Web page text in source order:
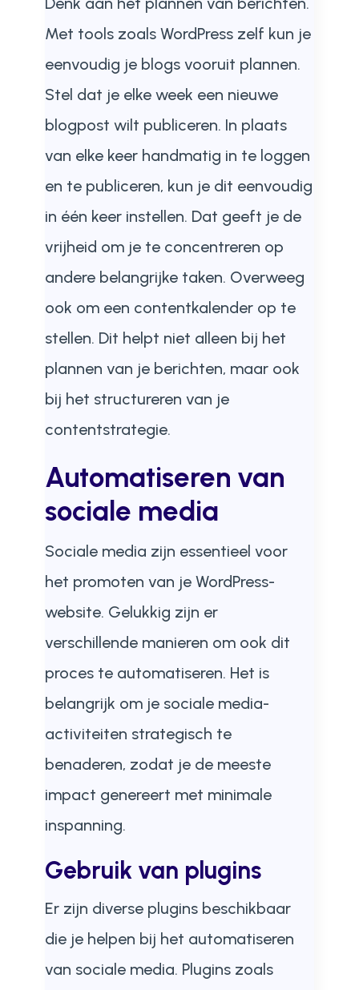
Met tools zoals WordPress zelf kun je
eenvoudig je blogs vooruit plannen.
Stel dat je elke week een nieuwe
blogpost wilt publiceren. In plaats
van elke keer handmatig in te loggen
en te publiceren, kun je dit eenvoudig
in één keer instellen. Dat geeft je de
vrijheid om je te concentreren op
andere belangrijke taken. Overweeg
ook om een contentkalender op te
stellen. Dit helpt niet alleen bij het
plannen van je berichten, maar ook
bij het structureren van je
contentstrategie.
Automatiseren van
sociale media
Sociale media zijn essentieel voor
het promoten van je WordPress-
website. Gelukkig zijn er
verschillende manieren om ook dit
proces te automatiseren. Het is
belangrijk om je sociale media-
activiteiten strategisch te
benaderen, zodat je de meeste
impact genereert met minimale
inspanning.
Gebruik van plugins
Er zijn diverse plugins beschikbaar
die je helpen bij het automatiseren
van sociale media. Plugins zoals